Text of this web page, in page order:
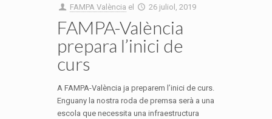
FAMPA València el 26 juliol, 2019
FAMPA-València
prepara l’inici de
curs
A FAMPA-València ja preparem l’inici de curs.
Enguany la nostra roda de premsa serà a una
escola que necessita una infraestructura